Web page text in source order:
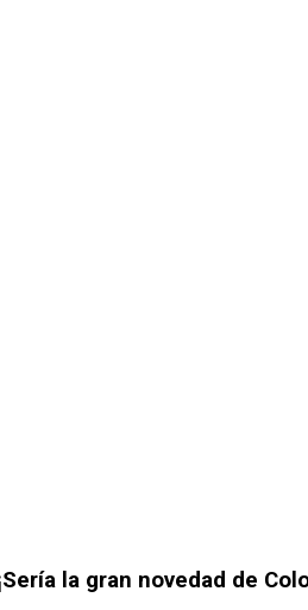
la gran novedad de